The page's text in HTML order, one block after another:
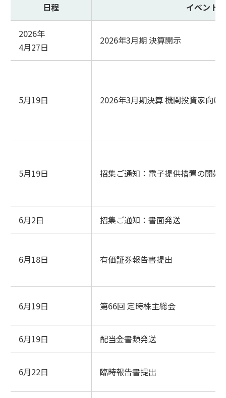
日程 イベント
2026年
4月27日
2026年3月期 決算開示
5月19日 2026年3月期決算 機関投資家向け
5月19日 招集ご通知：電子提供措置の開始
6月2日 招集ご通知：書面発送
6月18日 有価証券報告書提出
6月19日 第66回 定時株主総会
6月19日 配当金書類発送
6月22日 臨時報告書提出